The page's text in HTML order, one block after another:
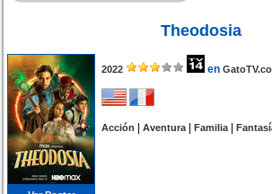
Theodosia
2022 en
Acción |Aventura|Familia|